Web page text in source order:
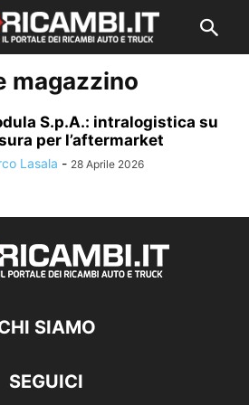
magazzino
S.p.A.: intralogistica su
per l’aftermarket
Lasala - 28 Aprile 2026
SIAMO
SEGUICI